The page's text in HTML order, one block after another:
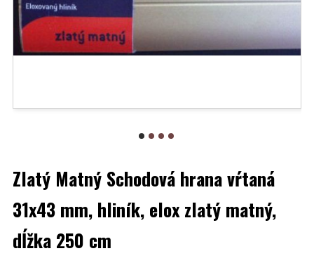
Zlatý Matný Schodová hrana vŕtaná
31x43 mm, hliník, elox zlatý matný,
dĺžka 250 cm